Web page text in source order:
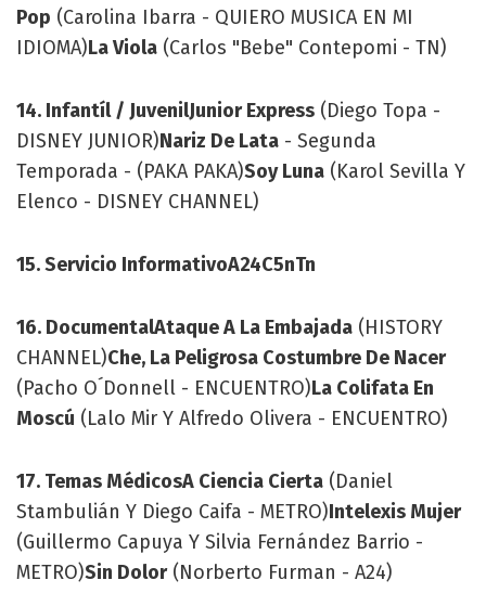
Pop (Carolina Ibarra - QUIERO MUSICA EN MI
IDIOMA)La Viola (Carlos "Bebe" Contepomi - TN)
14. Infantíl / JuvenilJunior Express (Diego Topa -
DISNEY JUNIOR)Nariz De Lata - Segunda
Temporada - (PAKA PAKA)Soy Luna (Karol Sevilla Y
Elenco - DISNEY CHANNEL)
15. Servicio InformativoA24C5nTn
16. DocumentalAtaque A La Embajada (HISTORY
CHANNEL)Che, La Peligrosa Costumbre De Nacer
(Pacho O´Donnell - ENCUENTRO)La Colifata En
Moscú (Lalo Mir Y Alfredo Olivera - ENCUENTRO)
17. Temas MédicosA Ciencia Cierta (Daniel
Stambulián Y Diego Caifa - METRO)Intelexis Mujer
(Guillermo Capuya Y Silvia Fernández Barrio -
METRO)Sin Dolor(Norberto Furman - A24)